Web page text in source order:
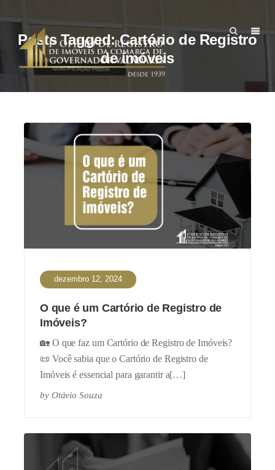
Posts Tagged: Cartório de Registro
de imóveis
dezembro 12, 2024
O que é um Cartório de Registro de
Imóveis?
🏡 O que faz um Cartório de Registro de Imóveis?
📜 Você sabia que o Cartório de Registro de
Imóveis é essencial para garantir a[…]
by Otávio Souza